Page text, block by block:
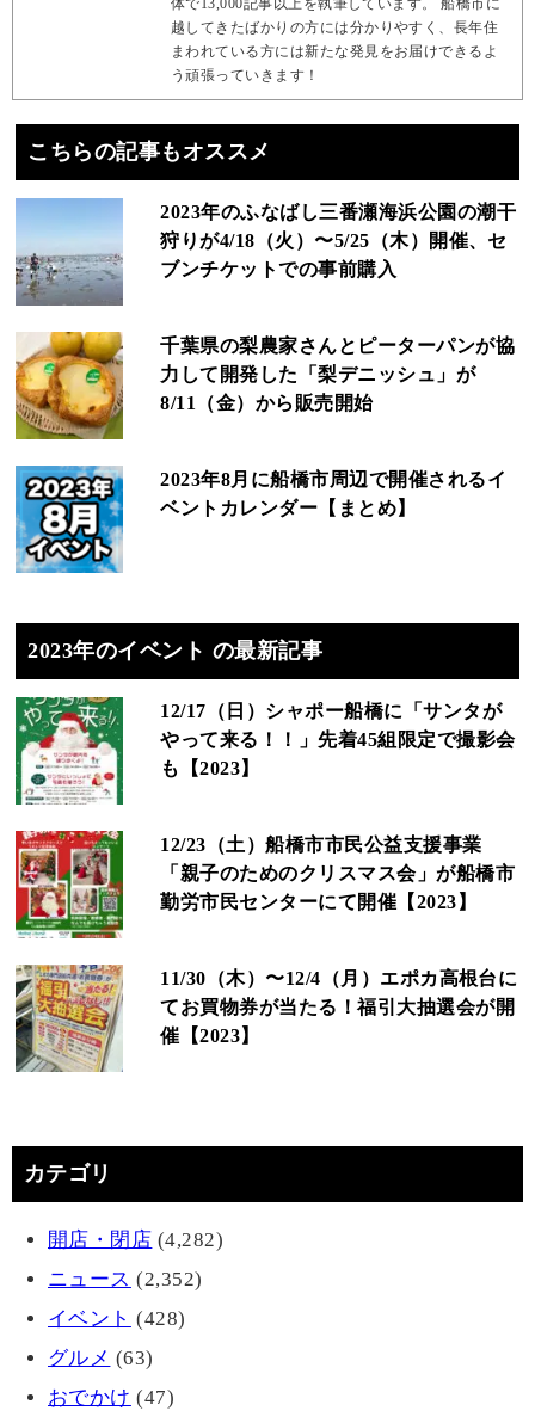
越してきたばかりの方には分かりやすく、長年住
まわれている方には新たな発見をお届けできるよ
う頑張っていきます！
こちらの記事もオススメ
2023年のふなばし三番瀬海浜公園の潮干
狩りが4/18（火）〜5/25（木）開催、セ
ブンチケットでの事前購入
千葉県の梨農家さんとピーターパンが協
力して開発した「梨デニッシュ」が
8/11（金）から販売開始
2023年8月に船橋市周辺で開催されるイ
ベントカレンダー【まとめ】
2023年のイベント の最新記事
12/17（日）シャポー船橋に「サンタが
やって来る！！」先着45組限定で撮影会
も【2023】
12/23（土）船橋市市民公益支援事業
「親子のためのクリスマス会」が船橋市
勤労市民センターにて開催【2023】
11/30（木）〜12/4（月）エポカ高根台に
てお買物券が当たる！福引大抽選会が開
催【2023】
カテゴリ
開店・閉店 (4,282)
ニュース (2,352)
イベント (428)
グルメ (63)
おでかけ (47)